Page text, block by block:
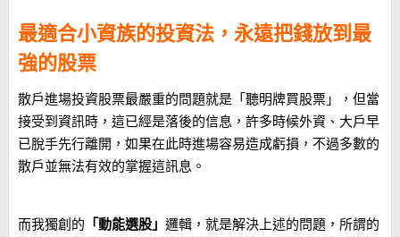
最適合小資族的投資法，永遠把錢放到最
強的股票
散戶進場投資股票最嚴重的問題就是「聽明牌買股票」，但當
接受到資訊時，這已經是落後的信息，許多時候外資、大戶早
已脫手先行離開，如果在此時進場容易造成虧損，不過多數的
散戶並無法有效的掌握這訊息。
而我獨創的 「動能選股」 邏輯，就是解決上述的問題，所謂的